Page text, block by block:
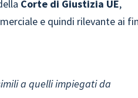
Corte di Giustizia UE,
e quindi rilevante ai
a quelli impiegati da